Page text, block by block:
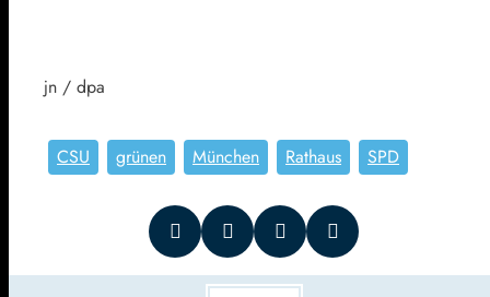
jn / dpa
CSU grünen München Rathaus SPD